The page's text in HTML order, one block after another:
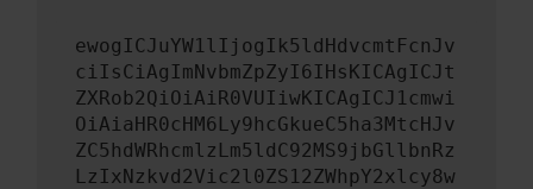
ewogICJuYW1lIjogIk5ldHdvcmtFcnJv
ciIsCiAgImNvbmZpZyI6IHsKICAgICJt
ZXRob2QiOiAiR0VUIiwKICAgICJ1cmwi
OiAiaHR0cHM6Ly9hcGkueC5ha3MtcHJv
ZC5hdWRhcmlzLm5ldC92MS9jbGllbnRz
LzIxNzkvd2Vic2l0ZS12ZWhpY2xlcy8w